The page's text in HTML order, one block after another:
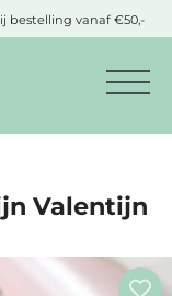
€50,-
Valentijn